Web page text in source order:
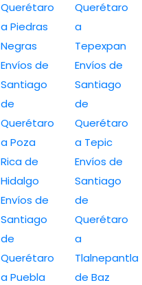
Querétaro
a Piedras
Negras
Envíos de
Santiago
de
Querétaro
a Poza
Rica de
Hidalgo
Envíos de
Santiago
de
Querétaro
a Puebla
Querétaro
a
Tepexpan
Envíos de
Santiago
de
Querétaro
a Tepic
Envíos de
Santiago
de
Querétaro
a
Tlalnepantla
de Baz